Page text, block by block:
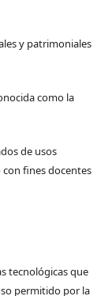
y patrimoniales
como la
de usos
con fines docentes
tecnológicas que
permitido por la